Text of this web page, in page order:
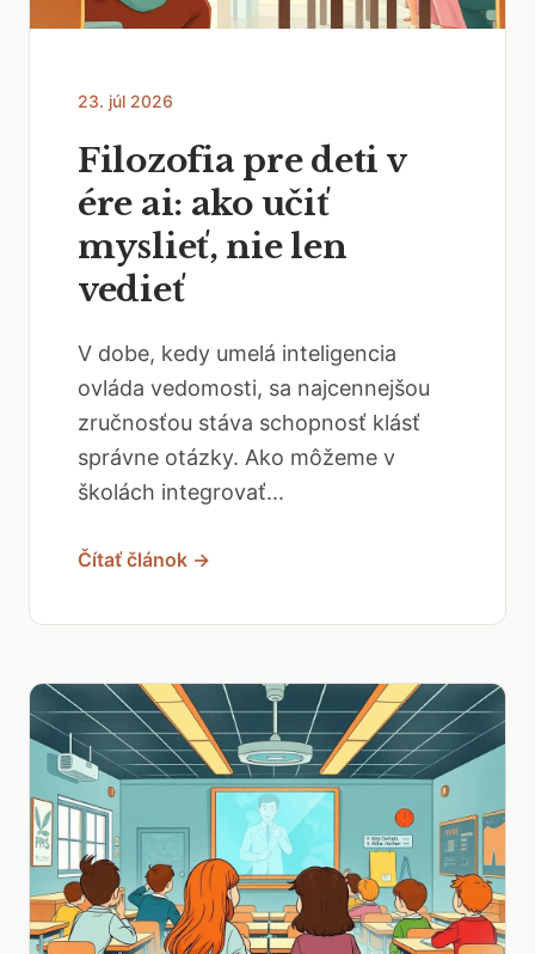
23. júl 2026
Filozofia pre deti v
ére ai: ako učiť
myslieť, nie len
vedieť
V dobe, kedy umelá inteligencia
ovláda vedomosti, sa najcennejšou
zručnosťou stáva schopnosť klásť
správne otázky. Ako môžeme v
školách integrovať...
Čítať článok →